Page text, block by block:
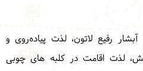
رفیع لاتون، لذت پیاده‌روی و
لذت اقامت در کلبه های چوبی